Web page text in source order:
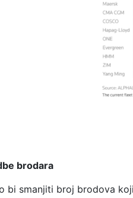
brodara
bi smanjiti broj brodova